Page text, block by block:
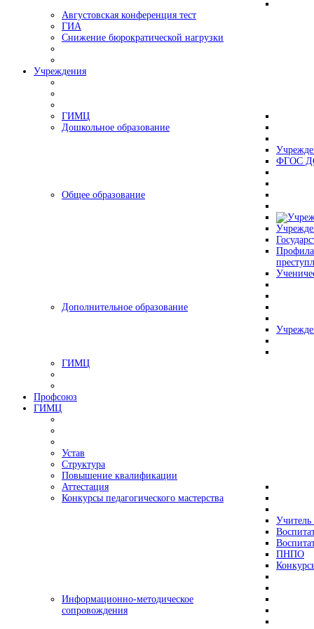
Августовская конференция тест
ГИА
Снижение бюрократической нагрузки
Учреждения
ГИМЦ
Дошкольное образование
ФГОС
Общее образование
Дополнительное образование
ГИМЦ
Профсоюз
ГИМЦ
Устав
Структура
Повышение квалификации
Аттестация
Конкурсы педагогического мастерства
Учитель
ПНПО
Информационно-методическое
сопровождения